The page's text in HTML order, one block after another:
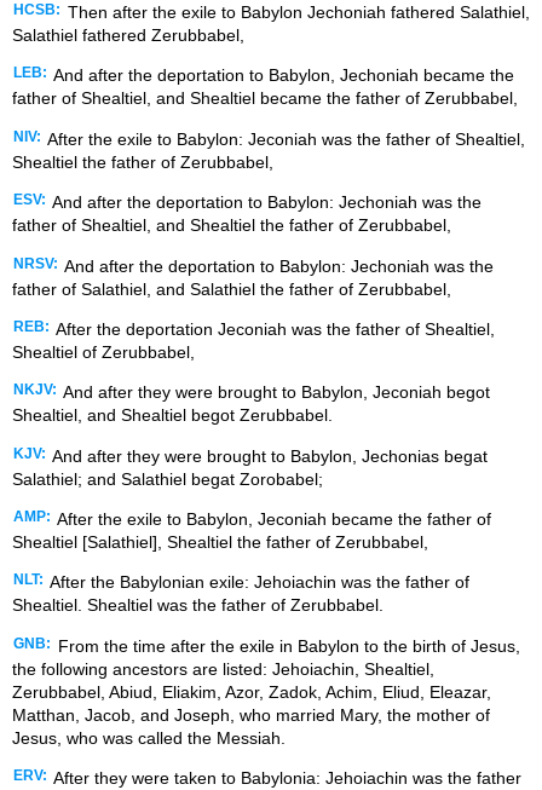
HCSB: Then after the exile to Babylon Jechoniah fathered Salathiel,
Salathiel fathered Zerubbabel,
LEB: And after the deportation to Babylon, Jechoniah became the
father of Shealtiel, and Shealtiel became the father of Zerubbabel,
NIV: After the exile to Babylon: Jeconiah was the father of Shealtiel,
Shealtiel the father of Zerubbabel,
ESV: And after the deportation to Babylon: Jechoniah was the
father of Shealtiel, and Shealtiel the father of Zerubbabel,
NRSV: And after the deportation to Babylon: Jechoniah was the
father of Salathiel, and Salathiel the father of Zerubbabel,
REB: After the deportation Jeconiah was the father of Shealtiel,
Shealtiel of Zerubbabel,
NKJV: And after they were brought to Babylon, Jeconiah begot
Shealtiel, and Shealtiel begot Zerubbabel.
KJV: And after they were brought to Babylon, Jechonias begat
Salathiel; and Salathiel begat Zorobabel;
AMP: After the exile to Babylon, Jeconiah became the father of
Shealtiel [Salathiel], Shealtiel the father of Zerubbabel,
NLT: After the Babylonian exile: Jehoiachin was the father of
Shealtiel. Shealtiel was the father of Zerubbabel.
GNB:
From the time after the exile in Babylon to the birth of Jesus,
the following ancestors are listed: Jehoiachin, Shealtiel,
Zerubbabel, Abiud, Eliakim, Azor, Zadok, Achim, Eliud, Eleazar,
Matthan, Jacob, and Joseph, who married Mary, the mother of
Jesus, who was called the Messiah.
ERV: After they were taken to Babylonia: Jehoiachin was the father